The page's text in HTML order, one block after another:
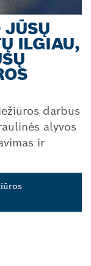
JŪSŲ
ILGIAU,
darbus
alyvos
ir